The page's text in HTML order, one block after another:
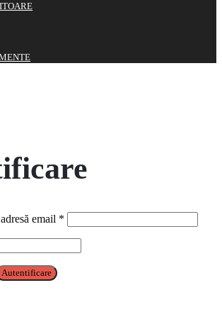
email *
Autentificare